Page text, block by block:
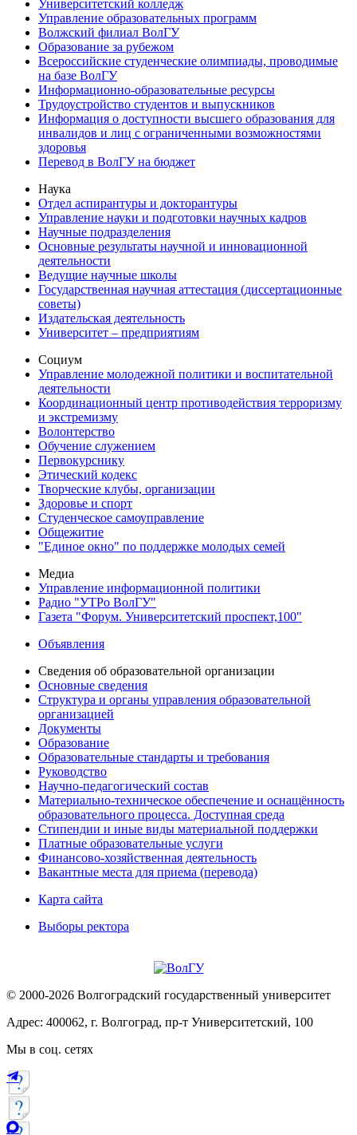
Университетский колледж
Управление образовательных программ
Волжский филиал ВолГУ
Образование за рубежом
Всероссийские студенческие олимпиады, проводимые
на базе ВолГУ
Информационно-образовательные ресурсы
Трудоустройство студентов и выпускников
Информация о доступности высшего образования для
инвалидов и лиц с ограниченными возможностями
здоровья
Перевод в ВолГУ на бюджет
Наука
Отдел аспирантуры и докторантуры
Управление науки и подготовки научных кадров
Научные подразделения
Основные результаты научной и инновационной
деятельности
Ведущие научные школы
Государственная научная аттестация (диссертационные
советы)
Издательская деятельность
Университет – предприятиям
Социум
Управление молодежной политики и воспитательной
деятельности
Координационный центр противодействия терроризму
и экстремизму
Волонтерство
Обучение служением
Первокурснику
Этический кодекс
Творческие клубы, организации
Здоровье и спорт
Студенческое самоуправление
Общежитие
"Единое окно" по поддержке молодых семей
Медиа
Управление информационной политики
Радио "УТРо ВолГУ"
Газета "Форум. Университетский проспект,100"
Объявления
Сведения об образовательной организации
Основные сведения
Структура и органы управления образовательной
организацией
Документы
Образование
Образовательные стандарты и требования
Руководство
Научно-педагогический состав
Материально-техническое обеспечение и оснащённость
образовательного процесса. Доступная среда
Стипендии и иные виды материальной поддержки
Платные образовательные услуги
Финансово-хозяйственная деятельность
Вакантные места для приема (перевода)
Карта сайта
Выборы ректора
© 2000-2026 Волгоградский государственный университет
Адрес: 400062, г. Волгоград, пр-т Университетский, 100
Мы в соц. сетях